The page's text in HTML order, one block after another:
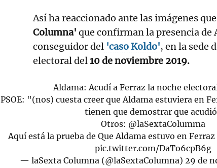
Así ha reaccionado ante las imágenes
Columna' que confirman la presencia de
conseguidor del 'caso Koldo', en la sede
electoral del10 de noviembre 2019.
Aldama: Acudí a Ferraz la noche
PSOE: "(nos) cuesta creer que Aldama estuviera en
tienen que demostrar que
Otros: @laSextaColumma
Aquí está la prueba de Que Aldama estuvo en Ferraz
pic.twitter.com/DaTo6cpB6g
— laSexta Columna (@laSextaColumna) 29 de